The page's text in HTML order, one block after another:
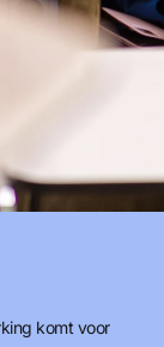
komt voor